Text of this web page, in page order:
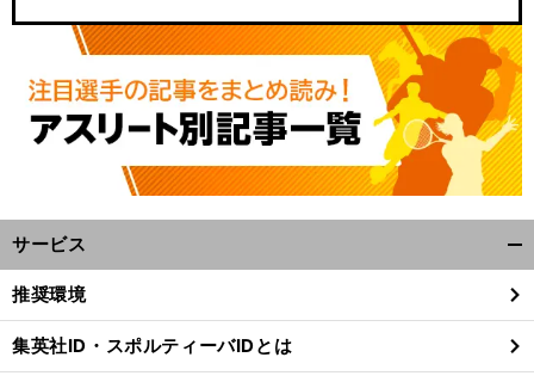
】
僕
、
内
）
前
サービス
閉
る
推奨環境
集英社ID・スポルティーバIDとは